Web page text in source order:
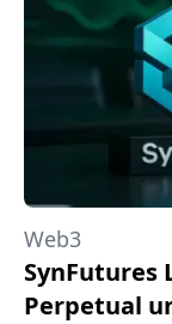
Web3
SynFutures
Perpetual